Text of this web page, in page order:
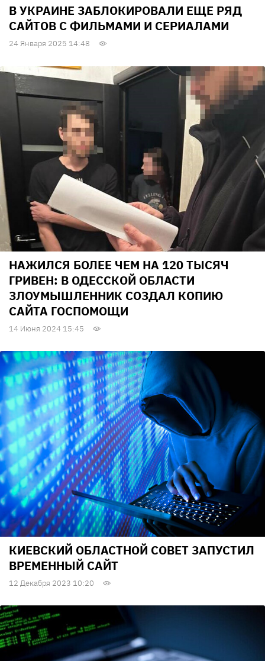
В УКРАИНЕ ЗАБЛОКИРОВАЛИ ЕЩЕ РЯД
САЙТОВ С ФИЛЬМАМИ И СЕРИАЛАМИ
24 Января 2025 14:48
НАЖИЛСЯ БОЛЕЕ ЧЕМ НА 120 ТЫСЯЧ
ГРИВЕН: В ОДЕССКОЙ ОБЛАСТИ
ЗЛОУМЫШЛЕННИК СОЗДАЛ КОПИЮ
САЙТА ГОСПОМОЩИ
14 Июня 2024 15:45
КИЕВСКИЙ ОБЛАСТНОЙ СОВЕТ ЗАПУСТИЛ
ВРЕМЕННЫЙ САЙТ
12 Декабря 2023 10:20